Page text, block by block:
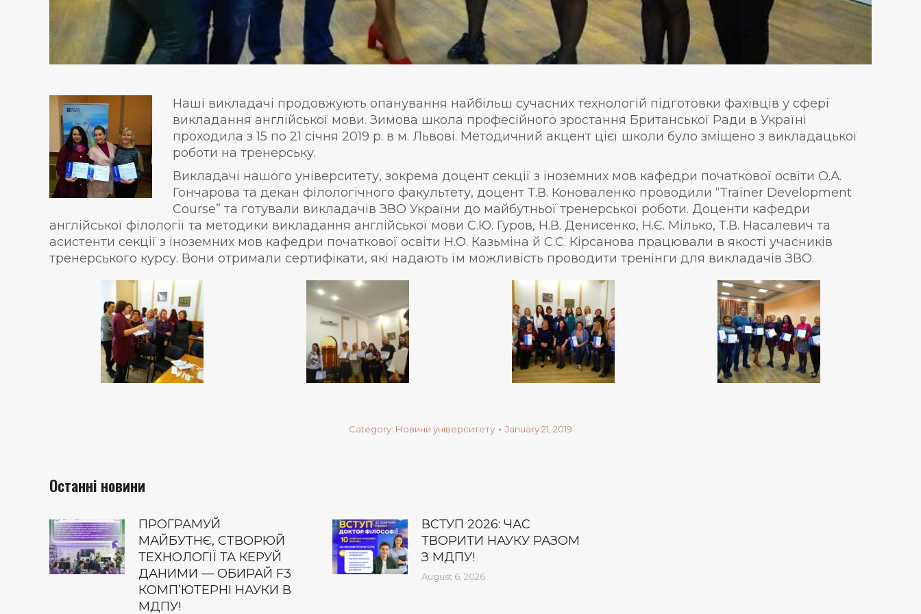
Наші викладачі продовжують опанування найбільш сучасних технологій підготовки фахівців у сфері
викладання англійської мови. Зимова школа професійного зростання Британської Ради в Україні
проходила з 15 по 21 січня 2019 р. в м. Львові. Методичний акцент цієї школи було зміщено з викладацької
роботи на тренерську.
Викладачі нашого університету, зокрема доцент секції з іноземних мов кафедри початкової освіти О.А.
Гончарова та декан філологічного факультету, доцент Т.В. Коноваленко проводили “Trainer Development
Course” та готували викладачів ЗВО України до майбутньої тренерської роботи. Доценти кафедри
англійської філології та методики викладання англійської мови С.Ю. Гуров, Н.В. Денисенко, Н.Є. Мілько, Т.В. Насалевич та
асистенти секції з іноземних мов кафедри початкової освіти Н.О. Казьміна й С.С. Кірсанова працювали в якості учасників
тренерського курсу. Вони отримали сертифікати, які надають їм можливість проводити тренінги для викладачів ЗВО.
Category: Новини університету January 21, 2019
Останні новини
ПРОГРАМУЙ
МАЙБУТНЄ, СТВОРЮЙ
ТЕХНОЛОГІЇ ТА КЕРУЙ
ДАНИМИ — ОБИРАЙ F3
КОМП’ЮТЕРНІ НАУКИ В
МДПУ!
ВСТУП 2026: ЧАС
ТВОРИТИ НАУКУ РАЗОМ
З МДПУ!
August 6, 2026